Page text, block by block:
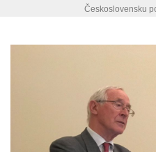
Československu